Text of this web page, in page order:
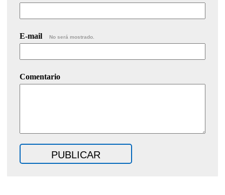
E-mail No será mostrado.
Comentario